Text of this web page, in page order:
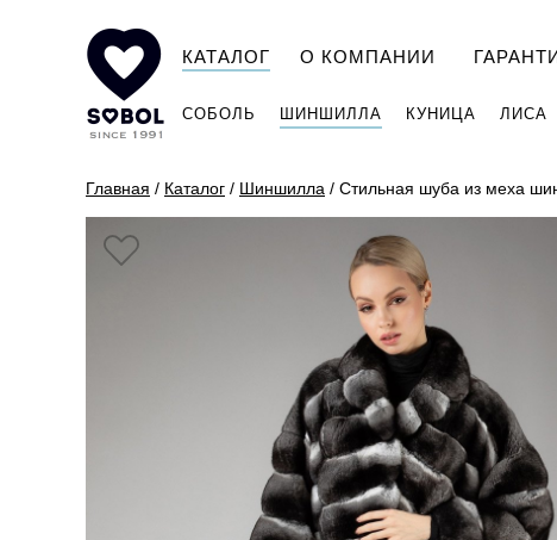
КАТАЛОГ О КОМПАНИИ
СОБОЛЬ ШИНШИЛЛА КУНИЦА ЛИСА
Главная / Каталог / Шиншилла / Стильная шуба из меха